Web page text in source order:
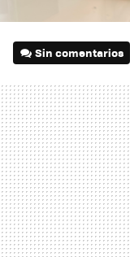
Sin comentarios